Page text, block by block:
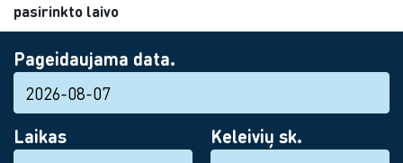
pasirinkto laivo
Pageidaujama data.
Laikas Keleivių sk.